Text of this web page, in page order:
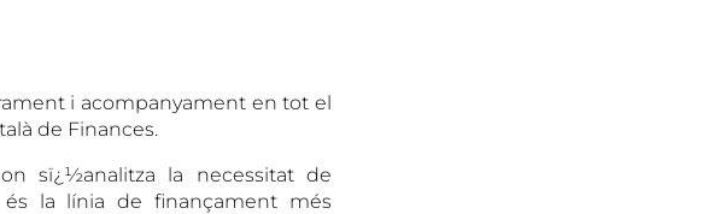
i acompanyament en tot el
de Finances.
sï¿½analitza la necessitat de
la línia de finançament més